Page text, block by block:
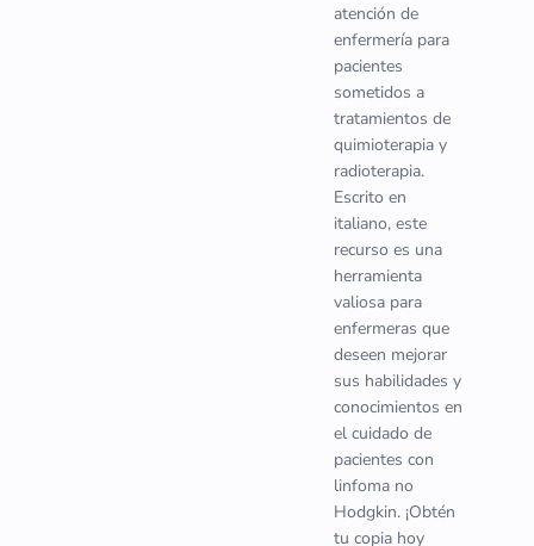
atención de
enfermería para
pacientes
sometidos a
tratamientos de
quimioterapia y
radioterapia.
Escrito en
italiano, este
recurso es una
herramienta
valiosa para
enfermeras que
deseen mejorar
sus habilidades y
conocimientos en
el cuidado de
pacientes con
linfoma no
Hodgkin. ¡Obtén
tu copia hoy